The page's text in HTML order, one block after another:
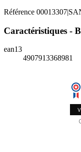
Référence
Caractéristiques -
ean13
4907913368981